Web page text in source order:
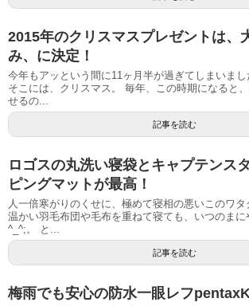
2015年のクリスマスプレゼントは、
み、に決定！
今年もアッという間に11ヶ月半が過ぎてしまいま
そこには、クリスマス。 毎年、この時期になると
せるの...
記事を読む
ロゴスの丸洗い寝袋とキャプテンス
ピングマットが最高！
人一倍寒がりのくせに、極めて寝相の悪いこのワ
温かい羽毛布団や毛布を重ねて寝ても、いつのま
^_^;。 と...
記事を読む
梅雨でも安心の防水一眼レフ